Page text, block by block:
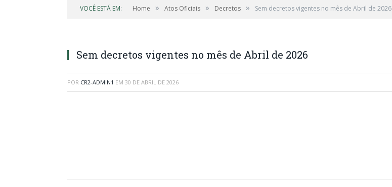
VOCÊ ESTÁ EM: Home » Atos Oficiais » Decretos » Sem decretos vigentes no mês de Abril de 2026
Sem decretos vigentes no mês de Abril de 2026
POR CR2-ADMIN1 EM 30 DE ABRIL DE 2026